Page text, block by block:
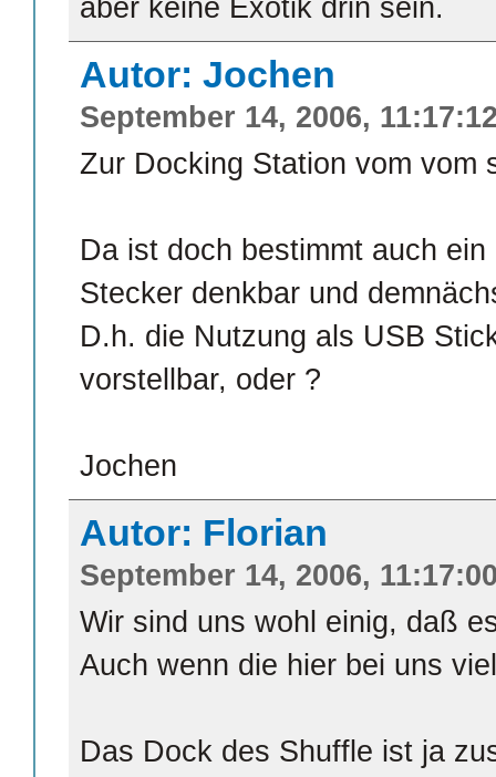
aber keine Exotik drin sein.
Autor: Jochen
September 14, 2006,
Zur Docking Station vom vom
Da ist doch bestimmt auch
Stecker denkbar und
D.h. die Nutzung als USB
vorstellbar, oder ?
Jochen
Autor: Florian
September 14, 2006,
Wir sind uns wohl einig, daß
Auch wenn die hier bei uns
Das Dock des Shuffle ist ja